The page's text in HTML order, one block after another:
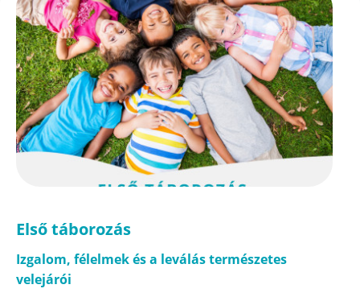
Első táborozás
Izgalom, félelmek és a leválás természetes
velejárói